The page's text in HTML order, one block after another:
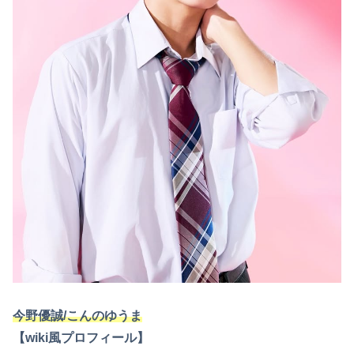
今野優誠/こんのゆうま
【wiki風プロフィール】